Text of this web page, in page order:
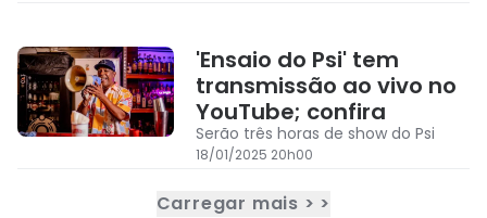
'Ensaio do Psi' tem
transmissão ao vivo no
YouTube; confira
Serão três horas de show do Psi
18/01/2025 20h00
Carregar mais > >